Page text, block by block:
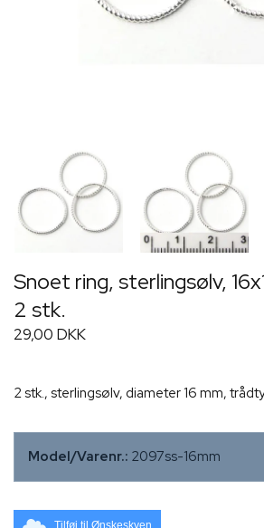
Snoet ring, sterlingsølv,
2 stk.
29,00 DKK
2 stk., sterlingsølv, diameter 16 mm,
Model/Varenr.: 2097ss-16mm